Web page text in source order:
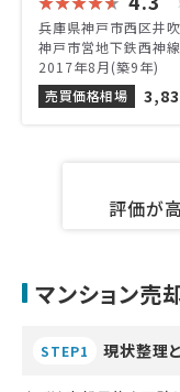
兵庫県神戸市西区井
神戸市営地下鉄西神線
2017年8月(築9年)
売買価格相場
評価が
マンション売
STEP1 現状整理